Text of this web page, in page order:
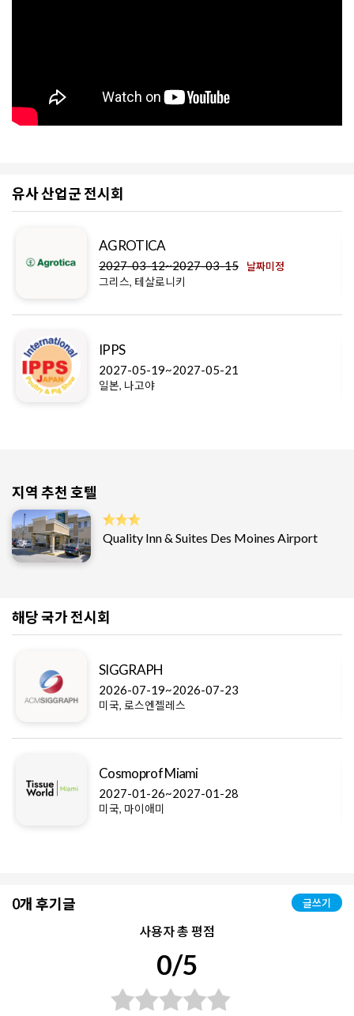
유사 산업군 전시회
AGROTICA
2027-03-12~2027-03-15 날짜미정
그리스, 테살로니키
IPPS
2027-05-19~2027-05-21
일본, 나고야
지역 추천 호텔
Quality Inn & Suites Des Moines Airport
해당 국가 전시회
SIGGRAPH
2026-07-19~2026-07-23
미국, 로스엔젤레스
Cosmoprof Miami
2027-01-26~2027-01-28
미국, 마이애미
0개 후기글 글쓰기
사용자 총 평점
0/5